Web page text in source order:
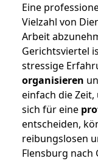
Eine
Vielzahl von
Arbeit
Gerichtsviertel
stressige
organisieren
einfach die Zeit,
sich für eine
entscheiden,
reibungslosen
Flensburg nach